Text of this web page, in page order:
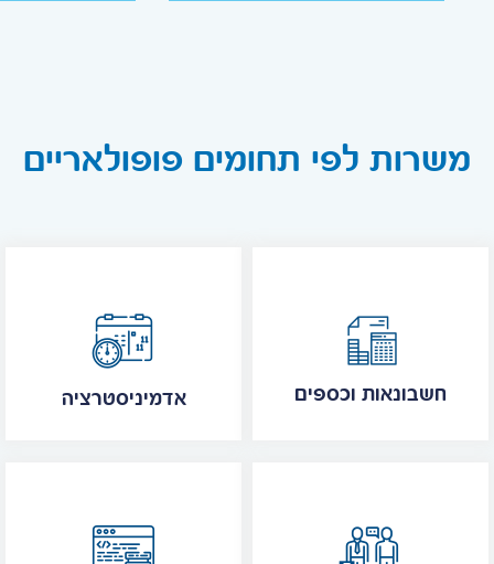
משרות לפי תחומים פופולאריים
אדמיניסטרציה חשבונאות וכספים